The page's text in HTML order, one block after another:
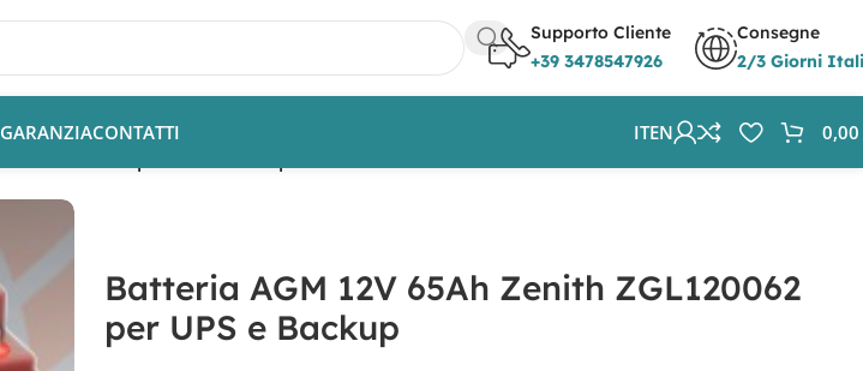
Supporto Cliente
+39 3478547926
Consegne
2/3 Giorni
GARANZIACONTATTI ITEN
0,00
Batteria AGM 12V 65Ah Zenith ZGL120062
per UPS e Backup